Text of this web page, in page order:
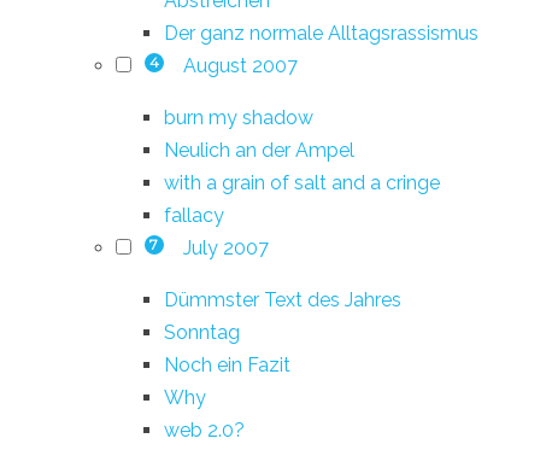
Der ganz normale Alltagsrassismus
4 August 2007
burn my shadow
Neulich an der Ampel
with a grain of salt and a cringe
fallacy
7 July 2007
Dümmster Text des Jahres
Sonntag
Noch ein Fazit
Why
web 2.0?